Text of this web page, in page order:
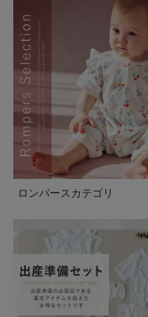
ロンパースカテゴリ